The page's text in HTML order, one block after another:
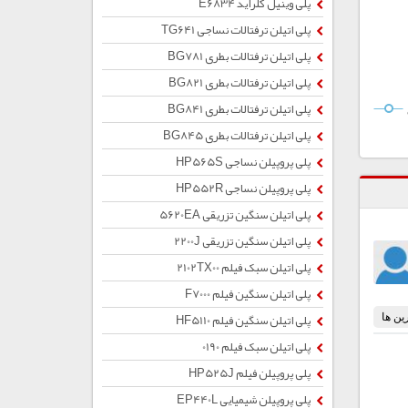
پلی اتیلن ترفتالات نساجی TG641
پلی اتیلن ترفتالات بطری BG781
پلی اتیلن ترفتالات بطری BG821
پلی اتیلن ترفتالات بطری BG841
پلی اتیلن ترفتالات بطری BG845
پلی پروپیلن نساجی HP565S
پلی پروپیلن نساجی HP552R
پلی اتیلن سنگین تزریقی 5620EA
پلی اتیلن سنگین تزریقی 2200J
پلی اتیلن سبک فیلم 2102TX00
پلی اتیلن سنگین فیلم F7000
پلی اتیلن سنگین فیلم HF5110
پلی اتیلن سبک فیلم 0190
پلی پروپیلن فیلم HP525J
پلی پروپیلن شیمیایی EP440L